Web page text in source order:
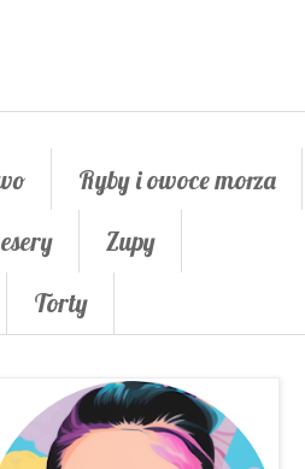
Ryby i owoce morza
Zupy
Torty